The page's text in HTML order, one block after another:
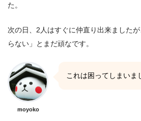
た。
次の日、2人はすぐに仲直り出来ました
らない」とまだ頑なです。
moyoko
これは困ってしまいま